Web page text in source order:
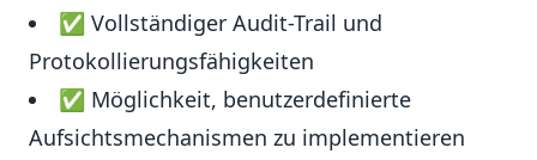
✅ Vollständiger Audit-Trail und
Protokollierungsfähigkeiten
✅ Möglichkeit, benutzerdefinierte
Aufsichtsmechanismen zu implementieren